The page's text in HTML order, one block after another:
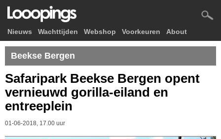
Nieuws Wachttijden Webshop Voorkeuren About
Beekse Bergen
Safaripark Beekse Bergen opent
vernieuwd gorilla-eiland en
entreeplein
01-06-2018, 17.00 uur